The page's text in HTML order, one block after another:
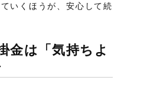
いくほうが、安心して続
金は「気持ちよ